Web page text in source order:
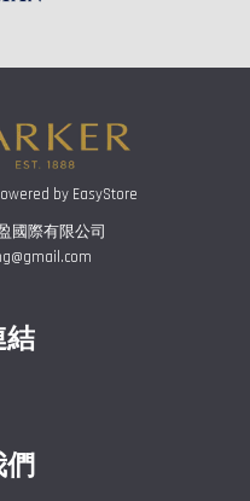
by EasyStore
國際有限公司
結
們